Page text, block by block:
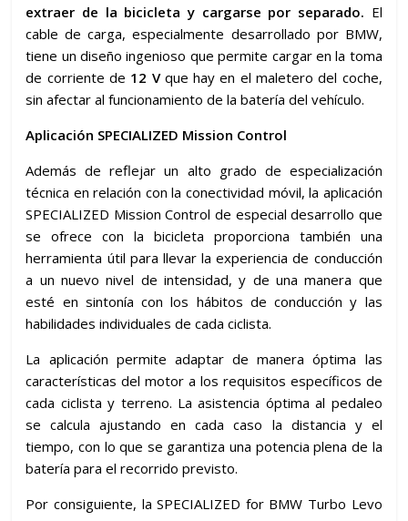
extraer de la bicicleta y cargarse por separado. El
cable de carga, especialmente desarrollado por BMW,
tiene un diseño ingenioso que permite cargar en la toma
de corriente de 12 Vque hay en el maletero del coche,
sin afectar al funcionamiento de la batería del vehículo.
Aplicación SPECIALIZED Mission Control
Además de reflejar un alto grado de especialización
técnica en relación con la conectividad móvil, la aplicación
SPECIALIZED Mission Control de especial desarrollo que
se ofrece con la bicicleta proporciona también una
herramienta útil para llevar la experiencia de conducción
a un nuevo nivel de intensidad, y de una manera que
esté en sintonía con los hábitos de conducción y las
habilidades individuales de cada ciclista.
La aplicación permite adaptar de manera óptima las
características del motor a los requisitos específicos de
cada ciclista y terreno. La asistencia óptima al pedaleo
se calcula ajustando en cada caso la distancia y el
tiempo, con lo que se garantiza una potencia plena de la
batería para el recorrido previsto.
Por consiguiente, la SPECIALIZED for BMW Turbo Levo